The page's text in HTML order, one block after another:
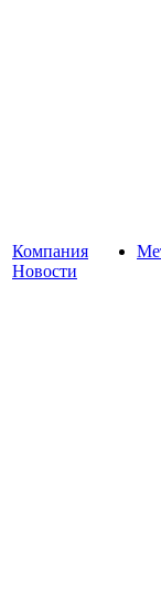
Компания
Новости